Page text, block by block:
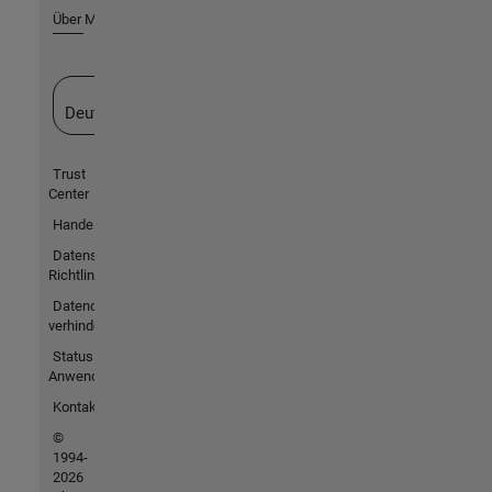
Über MathWorks
Deutschland
Trust
Center
Handelsmarken
Datenschutz-
Richtlinien
Datendiebstahl
verhindern
Status von
Anwendungen
Kontakt
©
1994-
2026